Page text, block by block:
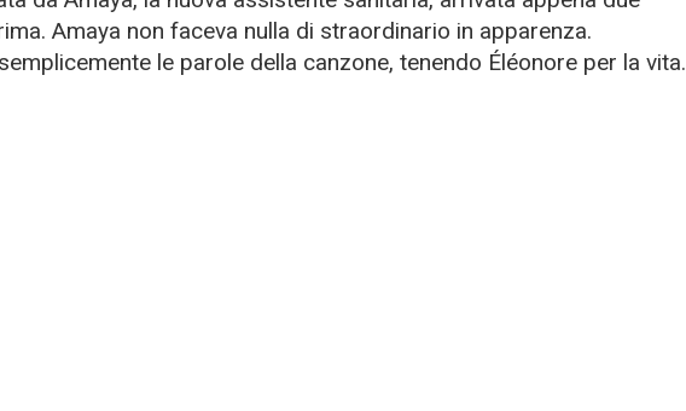
Amaya non faceva nulla di straordinario in apparenza.
le parole della canzone, tenendo Éléonore per la vita.